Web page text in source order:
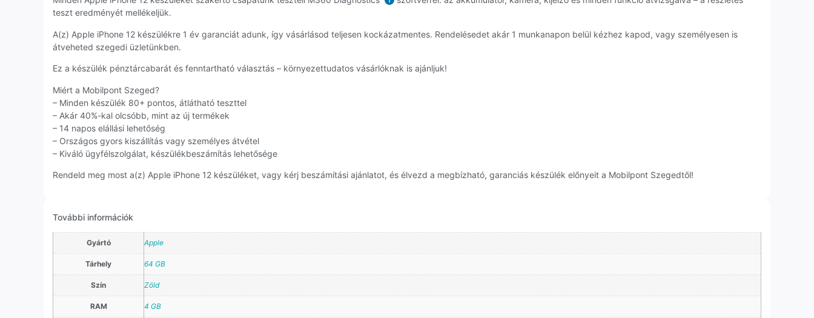
teszt eredményét mellékeljük.
A(z) Apple iPhone 12 készülékre 1 év garanciát adunk, így vásárlásod teljesen kockázatmentes. Rendelésedet akár 1 munkanapon belül kézhez kapod, vagy személyesen is
átveheted szegedi üzletünkben.
Ez a készülék pénztárcabarát és fenntartható választás – környezettudatos vásárlóknak is ajánljuk!
Miért a Mobilpont Szeged?
– Minden készülék 80+ pontos, átlátható teszttel
– Akár 40%-kal olcsóbb, mint az új termékek
– 14 napos elállási lehetőség
– Országos gyors kiszállítás vagy személyes átvétel
– Kiváló ügyfélszolgálat, készülékbeszámítás lehetősége
Rendeld meg most a(z) Apple iPhone 12 készüléket, vagy kérj beszámítási ajánlatot, és élvezd a megbízható, garanciás készülék előnyeit a Mobilpont Szegedtől!
További információk
Gyártó Apple
Tárhely 64 GB
Szín Zöld
RAM 4 GB